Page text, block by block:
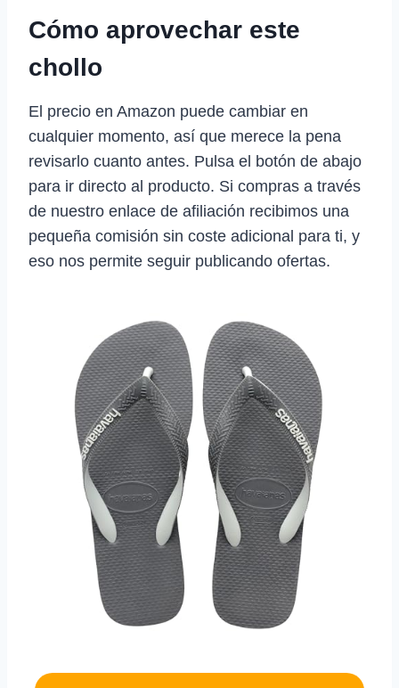
Cómo aprovechar este
chollo
El precio en Amazon puede cambiar en
cualquier momento, así que merece la pena
revisarlo cuanto antes. Pulsa el botón de abajo
para ir directo al producto. Si compras a través
de nuestro enlace de afiliación recibimos una
pequeña comisión sin coste adicional para ti, y
eso nos permite seguir publicando ofertas.